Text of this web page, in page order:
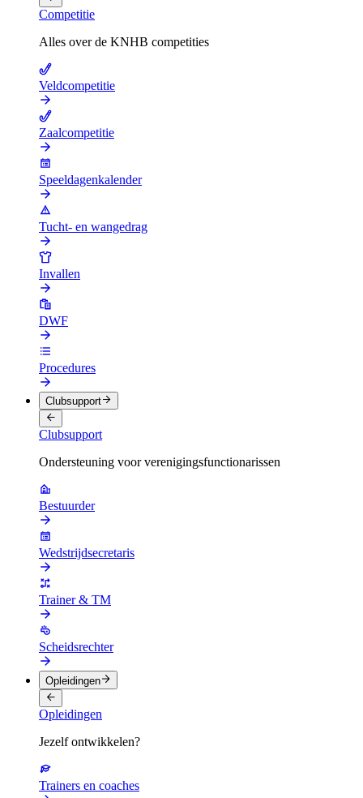
Competitie
Alles over de KNHB competities
Veldcompetitie
Zaalcompetitie
Speeldagenkalender
Tucht- en wangedrag
Invallen
DWF
Procedures
Clubsupport
Clubsupport
Ondersteuning voor verenigingsfunctionarissen
Bestuurder
Wedstrijdsecretaris
Trainer & TM
Scheidsrechter
Opleidingen
Opleidingen
Jezelf ontwikkelen?
Trainers en coaches